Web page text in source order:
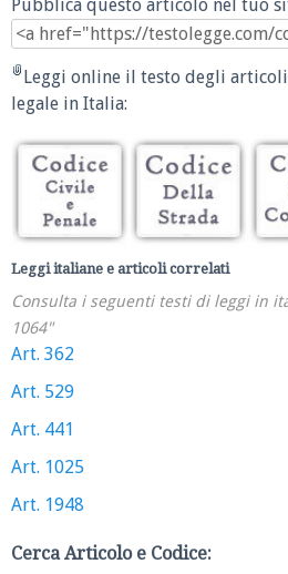
Pubblica questo articolo nel tuo
Leggi online il testo degli
legale in Italia:
Leggi italiane e articoli correlati
Consulta i seguenti testi di leggi in
1064"
Art. 362
Art. 529
Art. 441
Art. 1025
Art. 1948
Cerca Articolo e Codice: